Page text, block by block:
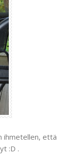
ihmetellen, että
:D .